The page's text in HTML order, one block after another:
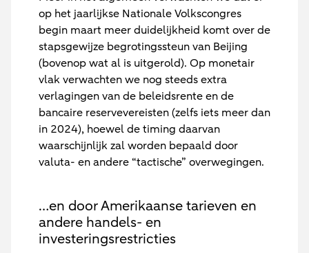
op het jaarlijkse Nationale Volkscongres
begin maart meer duidelijkheid komt over de
stapsgewijze begrotingssteun van Beijing
(bovenop wat al is uitgerold). Op monetair
vlak verwachten we nog steeds extra
verlagingen van de beleidsrente en de
bancaire reservevereisten (zelfs iets meer dan
in 2024), hoewel de timing daarvan
waarschijnlijk zal worden bepaald door
valuta- en andere “tactische” overwegingen.
…en door Amerikaanse tarieven en
andere handels- en
investeringsrestricties